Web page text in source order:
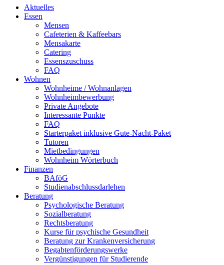
Aktuelles
Essen
Mensen
Cafeterien & Kaffeebars
Mensakarte
Catering
Essenszuschuss
FAQ
Wohnen
Wohnheime / Wohnanlagen
Wohnheimbewerbung
Private Angebote
Interessante Punkte
FAQ
Starterpaket inklusive Gute-Nacht-Paket
Tutoren
Mietbedingungen
Wohnheim Wörterbuch
Finanzen
BAföG
Studienabschlussdarlehen
Beratung
Psychologische Beratung
Sozialberatung
Rechtsberatung
Kurse für psychische Gesundheit
Beratung zur Krankenversicherung
Begabtenförderungswerke
Vergünstigungen für Studierende